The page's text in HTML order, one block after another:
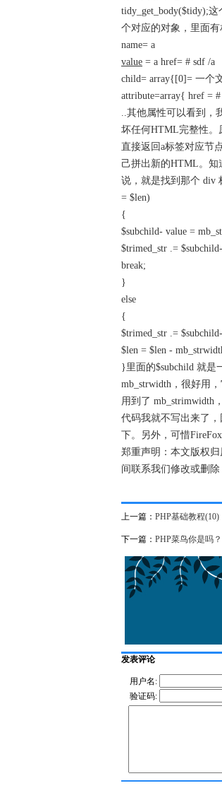
tidy_get_body($tidy);
个对应的对象，里面有
name= a
value = a href= # sdf /a
child= array{[0]= 一个
attribute=array{ href =
..其他属性可以看到，
坏任何HTML完整性。
直接返回a标签对应节
己拼出新的HTML。知
说，就是找到那个 div
= $len)
{
$subchild- value =
$trimed_str .=
break;
}
else
{
$trimed_str .=
$len = $len -
}里面的$subchild 就是
mb_strwidth，很好用
用到了 mb_strimwidth
代码我就不写出来了
下。另外，可惜
郑重声明：本文版权
间联系我们修改或删除
上一篇： PHP基础教程(10)
下一篇： PHP菜鸟你是吗？
发表评论
用户名:
验证码: